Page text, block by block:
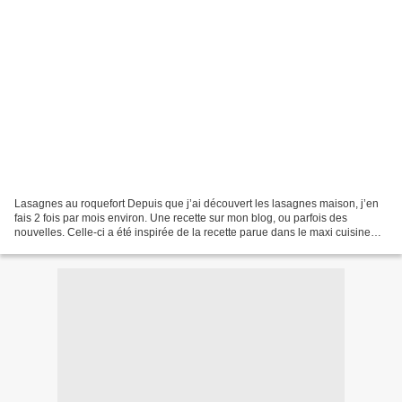
Lasagnes au roquefort Depuis que j’ai découvert les lasagnes maison, j’en
fais 2 fois par mois environ. Une recette sur mon blog, ou parfois des
nouvelles. Celle-ci a été inspirée de la recette parue dans le maxi cuisine